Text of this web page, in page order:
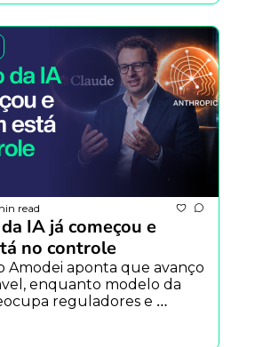
read
IA já começou e
no controle
Amodei aponta que avanço
enquanto modelo da
reguladores e
espaço no mercado